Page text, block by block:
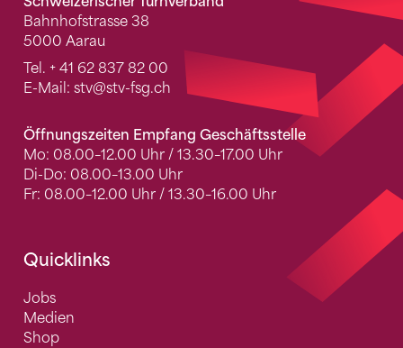
Bahnhofstrasse 38
5000 Aarau
Tel. + 41 62 837 82 00
E-Mail: stv@stv-fsg.ch
Öffnungszeiten Empfang Geschäftsstelle
Mo: 08.00–12.00 Uhr / 13.30–17.00 Uhr
Di-Do: 08.00–13.00 Uhr
Fr: 08.00–12.00 Uhr / 13.30–16.00 Uhr
Quicklinks
Jobs
Medien
Shop